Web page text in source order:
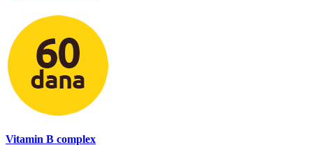
Vitamin B complex